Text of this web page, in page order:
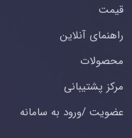
قیمت
راهنمای آنلاین
محصولات
مرکز پشتیبانی
عضویت /ورود به سامانه